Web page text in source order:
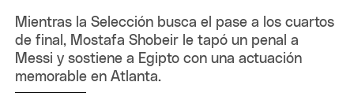
Mientras la Selección busca el pase a los cuartos
de final, Mostafa Shobeir le tapó un penal a
Messi y sostiene a Egipto con una actuación
memorable en Atlanta.